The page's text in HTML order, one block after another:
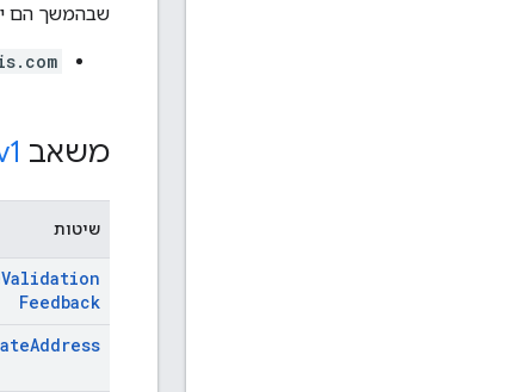
שבהמשך הם
משאב REST:
שיטות
Validation
Feedback
Address